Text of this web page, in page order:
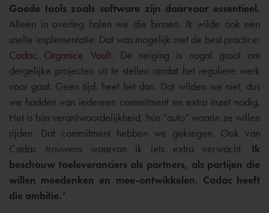
Goede tools zoals software zijn daarvoor essentieel.
Alleen in overleg halen we die binnen. Ik wilde ook een
snelle implementatie. Dat was mogelijk met de best practice:
Cadac Organice Vault. De neiging is nogal groot om
dergelijke projecten uit te stellen omdat het reguliere werk
voor gaat. Geen tijd, heet het dan. Dat wilden we niet, dus
we hadden van iedereen commitment en extra inzet nodig.
Het is hún verantwoordelijkheid, hún “auto” waarin ze willen
rijden. Dat commitment hebben we gekregen. Ook van
Cadac trouwens waarvan ik iets extra verwacht. Ik
beschouw toeleveranciers als partners, als partijen die
willen meedenken en mee-ontwikkelen. Cadac heeft
die ambitie.’